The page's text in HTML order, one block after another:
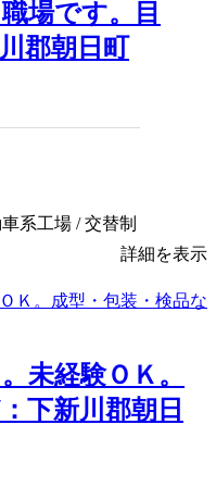
場です。目
郡朝日町
系工場 / 交替制
詳細を表示
未経験ＯＫ。
下新川郡朝日